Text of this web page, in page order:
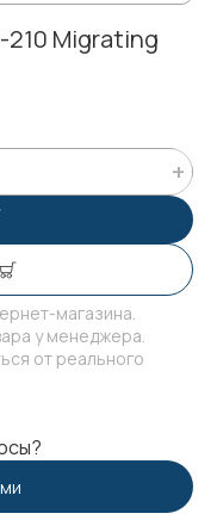
210 Migrating
магазина.
у менеджера.
от реального